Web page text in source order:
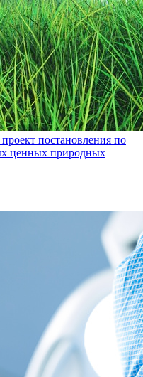
постановления по
ценных природных